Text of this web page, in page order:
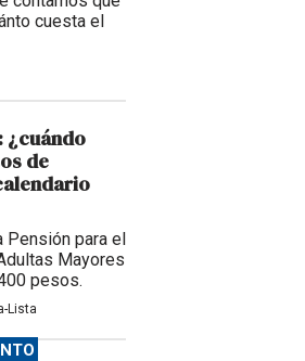
cuesta el
¿cuándo
de
Pensión para el
Mayores
pesos.
Lista